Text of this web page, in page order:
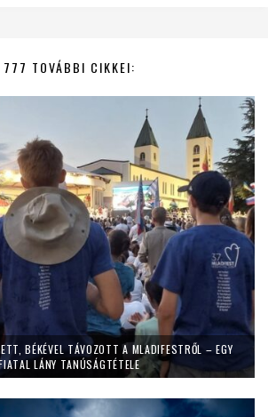
777 TOVÁBBI CIKKEI:
BÉKÉVEL TÁVOZOTT A MLADIFESTRŐL – EGY
LÁNY TANÚSÁGTÉTELE